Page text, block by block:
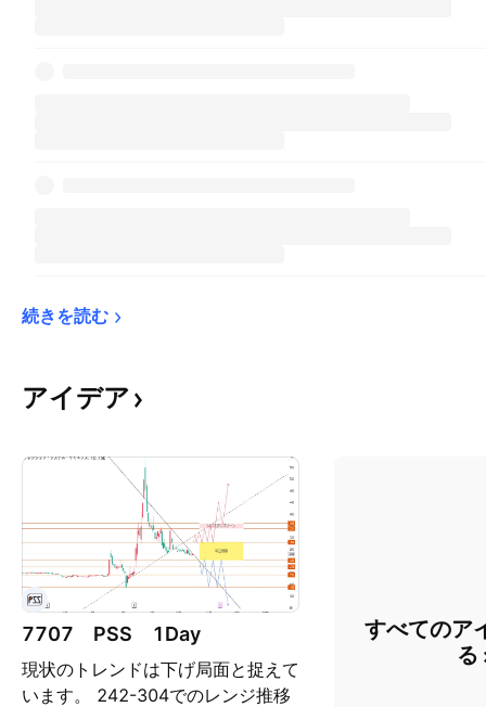
続きを読む
アイデア
7707 PSS 1Day
現状のトレンドは下げ局面と捉えて
います。 242-304でのレンジ推移
すべてのア
る